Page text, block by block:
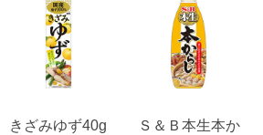
きざみゆず40g
Ｓ＆Ｂ本生本か